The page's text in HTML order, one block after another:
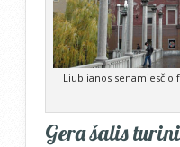
Liublianos senamiesčio
Gera šalis